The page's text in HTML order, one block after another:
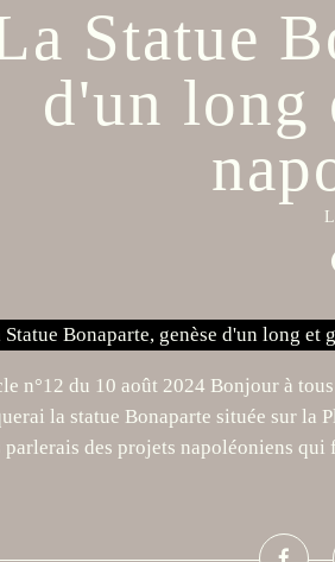
Statue
d'un long
n°12 du 10 août 2024 Bonjour à
la statue Bonaparte située sur la
parlerais des projets napoléoniens qui